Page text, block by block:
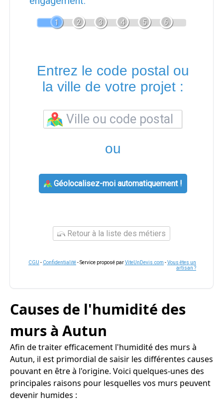
1 2 3 4 5 6
Entrez le code postal ou
la ville de votre projet :
ou
Géolocalisez-moi automatiquement !
Retour à la liste des métiers
CGU - Confidentialité- Service proposé parViteUnDevis.com -Vous êtes un
artisan ?
Causes de l'humidité des
murs à Autun
Afin de traiter efficacement l'humidité des murs à
Autun, il est primordial de saisir les différentes causes
pouvant en être à l'origine. Voici quelques-unes des
principales raisons pour lesquelles vos murs peuvent
devenir humides :